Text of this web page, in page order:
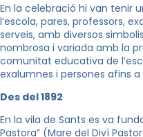
En la celebració hi van tenir
l’escola, pares, professors,
serveis, amb diversos
nombrosa i variada amb la
comunitat educativa de
exalumnes i persones afins a
Des del 1892
En la vila de Sants es va
Pastora” (Mare del Diví